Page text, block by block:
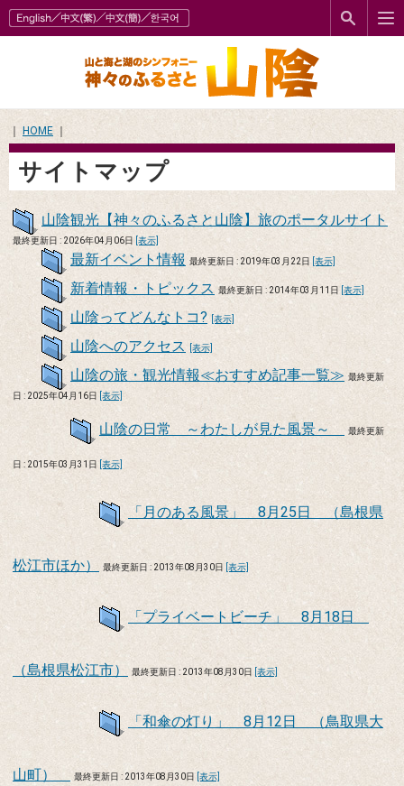
HOME
サイトマップ
山陰観光【神々のふるさと山陰】旅のポータルサイト
最終更新日 : 2026年04月06日 [表示]
最新イベント情報 最終更新日 : 2019年03月22日 [表示]
新着情報・トピックス 最終更新日 : 2014年03月11日 [表示]
山陰ってどんなトコ? [表示]
山陰へのアクセス [表示]
山陰の旅・観光情報≪おすすめ記事一覧≫ 最終更新
日 : 2025年04月16日
[表示]
山陰の日常 ～わたしが見た風景～ 最終更新
日 : 2015年03月31日 [表示]
「月のある風景」 8月25日 （島根県
松江市ほか） 最終更新日 : 2013年08月30日 [表示]
「プライベートビーチ」 8月18日
（島根県松江市） 最終更新日 : 2013年08月30日 [表示]
「和傘の灯り」 8月12日 （鳥取県大
山町） 最終更新日 : 2013年08月30日 [表示]